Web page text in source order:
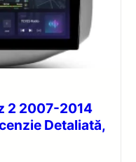
2 2007-2014
Detaliată,